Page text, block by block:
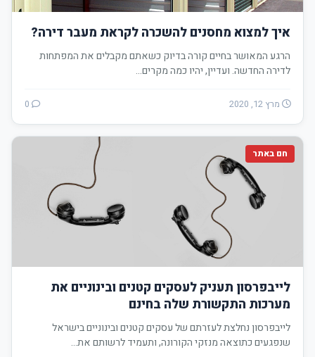
איך למצוא מחסנים להשכרה לקראת מעבר דירה?
הרגע המאושר בחיים קורה בדיוק כשאתם מקבלים את המפתחות
לדירה החדשה. ועדיין, יהיו כמה מקרים…
מרץ 12, 2020
חם באתר
לייבפרסון תעניק לעסקים קטנים ובינוניים את
מערכות התקשורת שלה בחינם
לייבפרסון נחלצת לעזרתם של עסקים קטנים ובינוניים בישראל
שנפגעים כתוצאה מנזקי הקורונה, ותעמיד לרשותם את…